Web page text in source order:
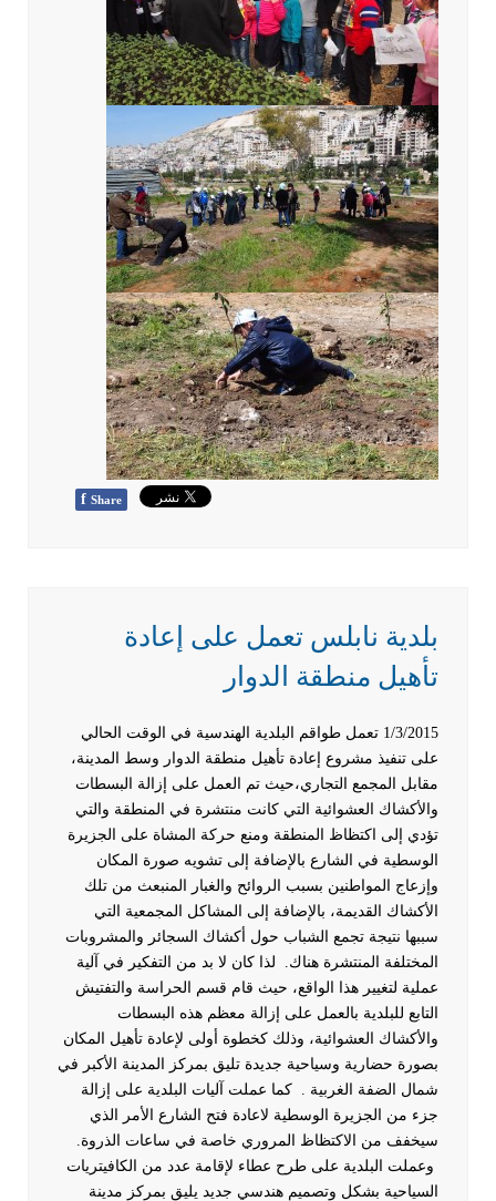
f Share
بلدية نابلس تعمل على إعادة
تأهيل منطقة الدوار
1/3/2015 تعمل طواقم البلدية الهندسية في الوقت الحالي
على تنفيذ مشروع إعادة تأهيل منطقة الدوار وسط المدينة،
مقابل المجمع التجاري،حيث تم العمل على إزالة البسطات
والأكشاك العشوائية التي كانت منتشرة في المنطقة والتي
تؤدي إلى اكتظاظ المنطقة ومنع حركة المشاة على الجزيرة
الوسطية في الشارع بالإضافة إلى تشويه صورة المكان
وإزعاج المواطنين بسبب الروائح والغبار المنبعث من تلك
الأكشاك القديمة، بالإضافة إلى المشاكل المجمعية التي
سببها نتيجة تجمع الشباب حول أكشاك السجائر والمشروبات
المختلفة المنتشرة هناك.
لذا كان لا بد من التفكير في آلية
عملية لتغيير هذا الواقع، حيث قام قسم الحراسة والتفتيش
التابع للبلدية بالعمل على إزالة معظم هذه البسطات
والأكشاك العشوائية، وذلك كخطوة أولى لإعادة تأهيل المكان
بصورة حضارية وسياحية جديدة تليق بمركز المدينة الأكبر في
شمال الضفة الغربية .
كما عملت آليات البلدية على إزالة
جزء من الجزيرة الوسطية لاعادة فتح الشارع الأمر الذي
سيخفف من الاكتظاظ المروري خاصة في ساعات الذروة.
وعملت البلدية على طرح عطاء لإقامة عدد من الكافيتريات
السياحية بشكل وتصميم هندسي جديد يليق بمركز مدينة